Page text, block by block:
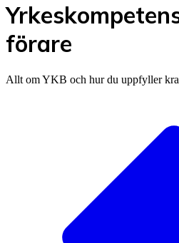
förare
Allt om YKB och hur du uppfyller